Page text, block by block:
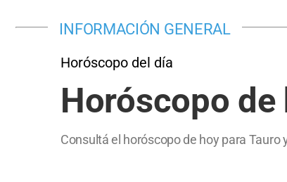
INFORMACIÓN GENERAL
Horóscopo del día
Horóscopo de
Consultá el horóscopo de hoy para